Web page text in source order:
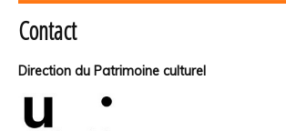
Contact
Direction du Patrimoine culturel